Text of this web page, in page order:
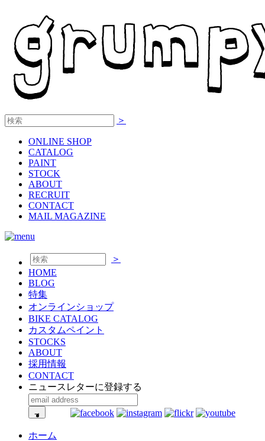
＞
ONLINE SHOP
CATALOG
PAINT
STOCK
ABOUT
RECRUIT
CONTACT
MAIL MAGAZINE
＞
HOME
BLOG
特集
オンラインショップ
BIKE CATALOG
カスタムペイント
STOCKS
ABOUT
採用情報
CONTACT
ニュースレターに登録する
ホーム